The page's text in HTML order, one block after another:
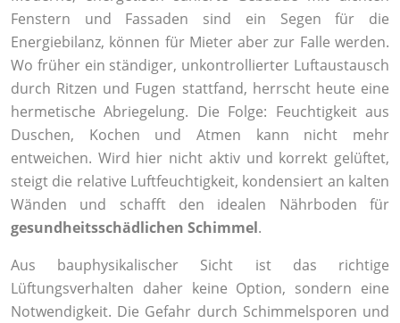
Fenstern und Fassaden sind ein Segen für die
Energiebilanz, können für Mieter aber zur Falle werden.
Wo früher ein ständiger, unkontrollierter Luftaustausch
durch Ritzen und Fugen stattfand, herrscht heute eine
hermetische Abriegelung. Die Folge: Feuchtigkeit aus
Duschen, Kochen und Atmen kann nicht mehr
entweichen. Wird hier nicht aktiv und korrekt gelüftet,
steigt die relative Luftfeuchtigkeit, kondensiert an kalten
Wänden und schafft den idealen Nährboden für
gesundheitsschädlichen Schimmel.
Aus bauphysikalischer Sicht ist das richtige
Lüftungsverhalten daher keine Option, sondern eine
Notwendigkeit. Die Gefahr durch Schimmelsporen und